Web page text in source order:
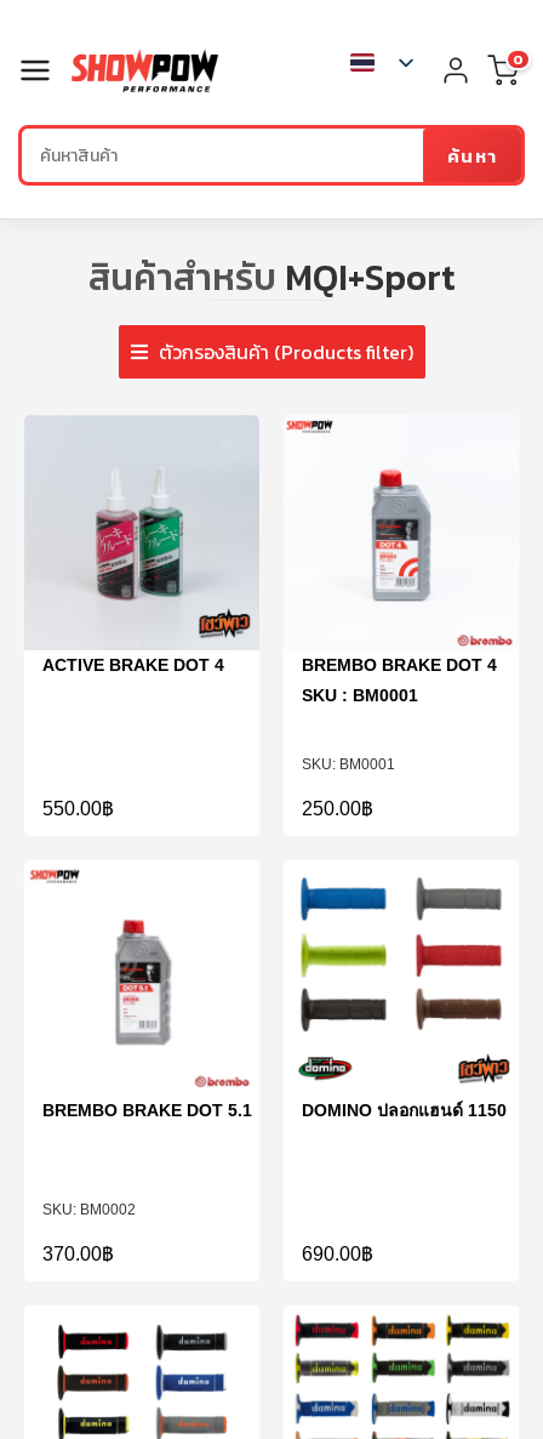
ค้นหา
0
สินค้าสำหรับ MQI+Sport
ตัวกรองสินค้า (Products filter)
ACTIVE BRAKE DOT 4
550.00฿
BM0001
BREMBO BRAKE DOT 4
SKU : BM0001
250.00฿
BM0002
BREMBO BRAKE DOT 5.1
370.00฿
DOMINO ปลอกแฮนด์ 1150
690.00฿